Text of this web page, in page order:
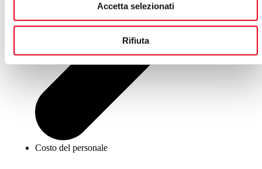
Accetta selezionati
Rifiuta
Costo del personale